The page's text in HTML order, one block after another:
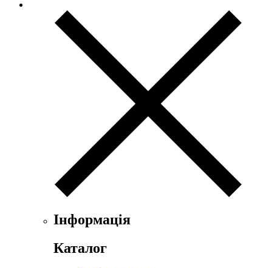
Інформація
Каталог